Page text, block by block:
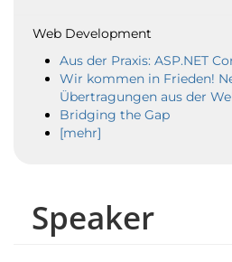
Speaker
Web Development
Aus der Praxis: ASP.NET
Wir kommen in Frieden!
Übertragungen aus der
Bridging the Gap
[mehr]